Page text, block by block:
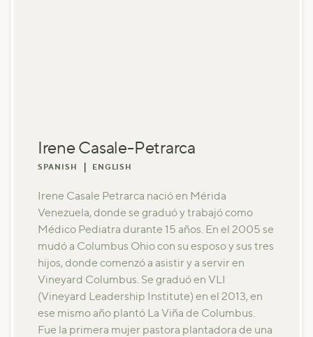
Irene Casale-Petrarca
SPANISH ENGLISH
Irene Casale Petrarca nació en Mérida
Venezuela, donde se graduó y trabajó como
Médico Pediatra durante 15 años. En el 2005 se
mudó a Columbus Ohio con su esposo y sus tres
hijos, donde comenzó a asistir y a servir en
Vineyard Columbus. Se graduó en VLI
(Vineyard Leadership Institute) en el 2013, en
ese mismo año plantó La Viña de Columbus.
Fue la primera mujer pastora plantadora de una